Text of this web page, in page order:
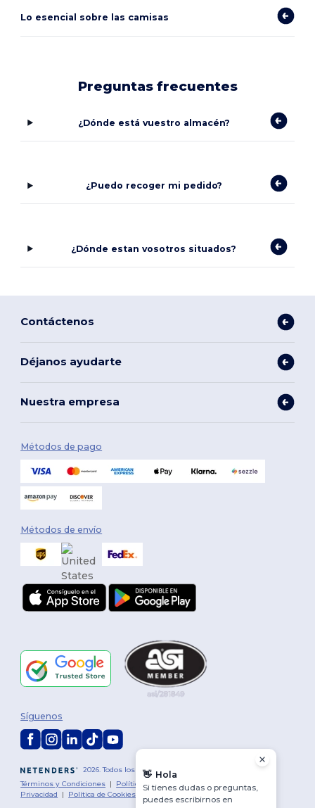
Lo esencial sobre las camisas
Preguntas frecuentes
¿Dónde está vuestro almacén?
¿Puedo recoger mi pedido?
¿Dónde estan vosotros situados?
Contáctenos
Déjanos ayudarte
Nuestra empresa
Métodos de pago
Métodos de envío
2026. Todos los derechos reservados
Términos y Condiciones | Política de personalización
Política de
Privacidad | Política de Cookies
Síguenos
👋 Hola
Si tienes dudas o preguntas,
puedes escribirnos en